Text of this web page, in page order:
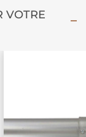
VOTRE